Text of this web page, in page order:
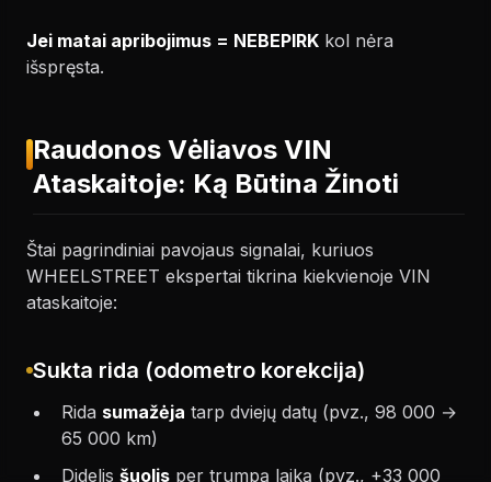
Jei matai apribojimus = NEBEPIRK kol nėra
išspręsta.
Raudonos Vėliavos VIN
Ataskaitoje: Ką Būtina Žinoti
Štai pagrindiniai pavojaus signalai, kuriuos
WHEELSTREET ekspertai tikrina kiekvienoje VIN
ataskaitoje:
Sukta rida (odometro korekcija)
Rida sumažėja tarp dviejų datų (pvz., 98 000 →
65 000 km)
Didelis šuolis per trumpą laiką (pvz., +33 000